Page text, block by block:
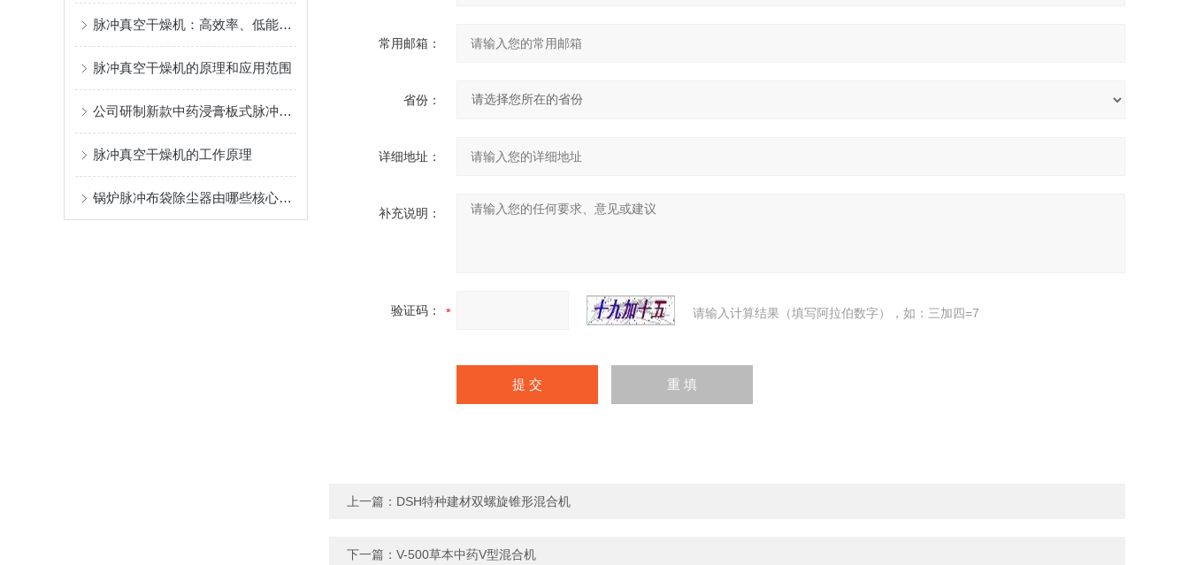
脉冲真空干燥机：高效率、低能耗的干燥设备
脉冲真空干燥机的原理和应用范围
公司研制新款中药浸膏板式脉冲真空干燥机
脉冲真空干燥机的工作原理
锅炉脉冲布袋除尘器由哪些核心结构组成？
常用邮箱：
省份：
详细地址：
补充说明：
验证码： 请输入计算结果（填写阿拉伯数字），如：三加四=7
上一篇： DSH特种建材双螺旋锥形混合机
下一篇： V-500草本中药V型混合机